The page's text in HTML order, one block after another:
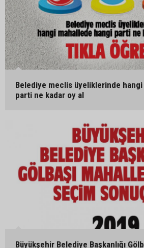
Belediye meclis üyeliklerinde
parti ne kadar oy al
Büyükşehir Belediye Başkanlığı